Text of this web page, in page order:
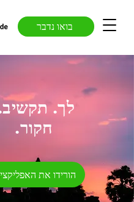
בואו נדבר
.לך. תקשיב
.חקור
הורידו את